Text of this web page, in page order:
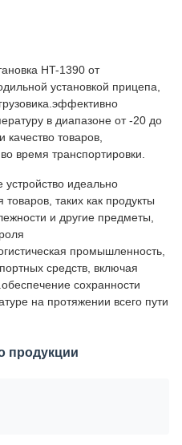
HT-1390 от
установкой прицепа,
в диапазоне от -20 до
качество товаров,
время транспортировки.
устройство идеально
таких как продукты
и другие предметы,
промышленность,
средств, включая
сохранности
на протяжении всего пути
продукции